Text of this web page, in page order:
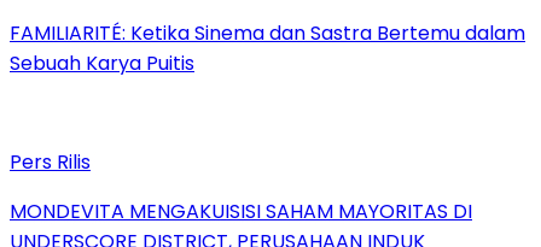
FAMILIARITÉ: Ketika Sinema dan Sastra Bertemu dalam
Sebuah Karya Puitis
Pers Rilis
MONDEVITA MENGAKUISISI SAHAM MAYORITAS DI